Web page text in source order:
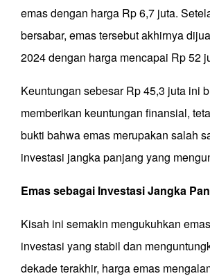
emas dengan harga Rp 6,7 juta.
bersabar, emas tersebut akhirnya
2024 dengan harga mencapai Rp 52
Keuntungan sebesar Rp 45,3 juta ini
memberikan keuntungan finansial,
bukti bahwa emas merupakan salah
investasi jangka panjang yang
Emas sebagai Investasi Jangka
Kisah ini semakin mengukuhkan
investasi yang stabil dan
dekade terakhir, harga emas